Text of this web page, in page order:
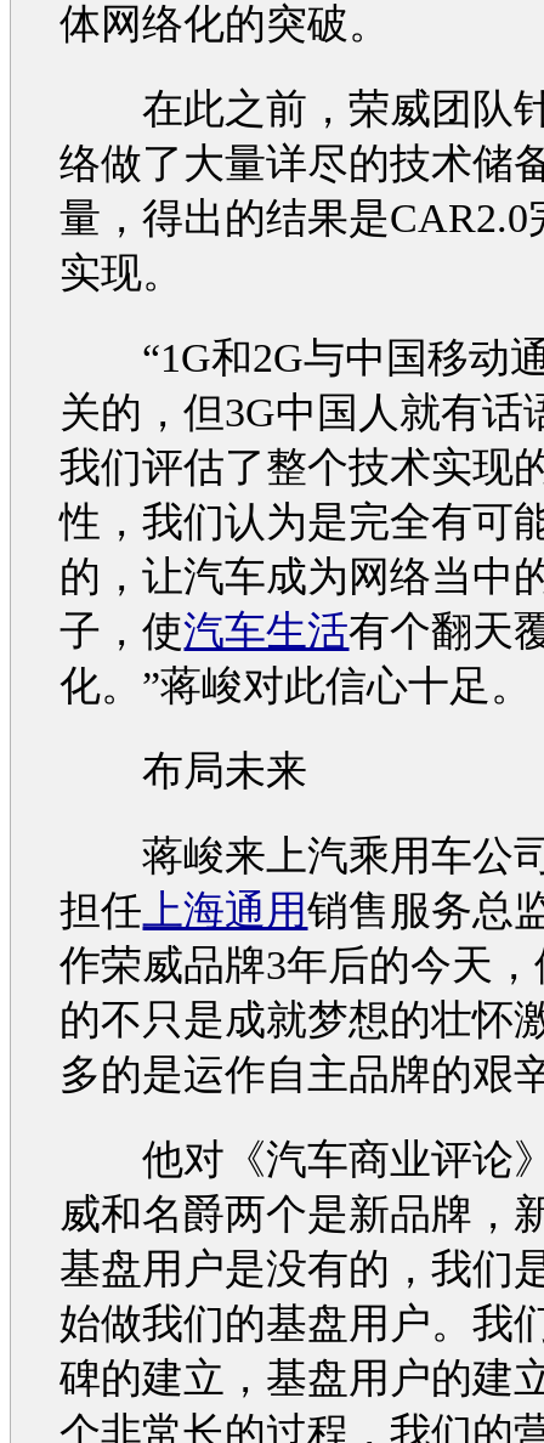
体网络化的突破。
在此之前，荣威团队
络做了大量详尽的技术储
量，得出的结果是CAR2.0
实现。
“1G和2G与中国移动
关的，但3G中国人就有话
我们评估了整个技术实现
性，我们认为是完全有可
的，让汽车成为网络当中
子，使汽车生活有个翻天
化。”蒋峻对此信心十足。
布局未来
蒋峻来上汽乘用车公
担任 上海通用销售服务总
作荣威品牌3年后的今天
的不只是成就梦想的壮怀
多的是运作自主品牌的艰
他对《汽车商业评论
威和名爵两个是新品牌，
基盘用户是没有的，我们
始做我们的基盘用户。我
碑的建立，基盘用户的建
个非常长的过程，我们的